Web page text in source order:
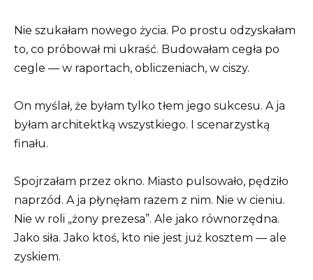
Nie szukałam nowego życia. Po prostu odzyskałam
to, co próbował mi ukraść. Budowałam cegła po
cegle — w raportach, obliczeniach, w ciszy.
On myślał, że byłam tylko tłem jego sukcesu. A ja
byłam architektką wszystkiego. I scenarzystką
finału.
Spojrzałam przez okno. Miasto pulsowało, pędziło
naprzód. A ja płynęłam razem z nim. Nie w cieniu.
Nie w roli „żony prezesa”. Ale jako równorzędna.
Jako siła. Jako ktoś, kto nie jest już kosztem — ale
zyskiem.